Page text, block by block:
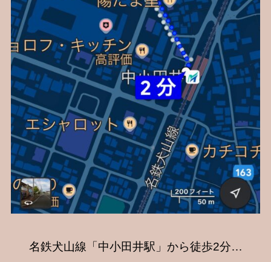
名鉄犬山線「中小田井駅」から徒歩2分…